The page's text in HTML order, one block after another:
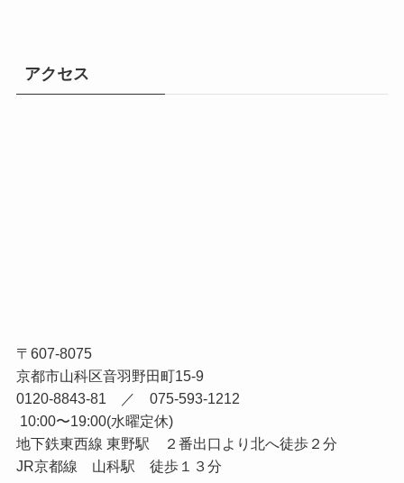
アクセス
〒607-8075
京都市山科区音羽野田町15-9
0120-8843-81 ／ 075-593-1212
10:00〜19:00(水曜定休)
地下鉄東西線 東野駅 ２番出口より北へ徒歩２分
JR京都線 山科駅 徒歩１３分